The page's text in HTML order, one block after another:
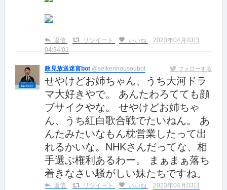
返信 リツイート いいね
2023年04月03日
04:34:01
政見放送迷言bot @seikenhousoubot フォローする
せやけどお姉ちゃん、うち大河ドラ
マ大好きやで。 あんたわろてても顔
ブサイクやな。 せやけどお姉ちゃ
ん、うち紅白歌合戦でたいねん。 あ
んたみたいなもん枕営業したって出
れるかいな。NHKさんだってな、相
手選ぶ権利あるわー。 まぁまぁ落ち
着きなさい騒がしい妹たちですね。
返信 リツイート いいね
2023年04月03日